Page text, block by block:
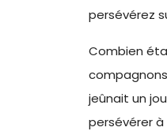
persévérez
Combien
jeûnait un
persévérer à